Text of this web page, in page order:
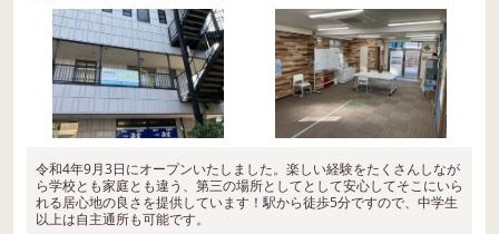
令和4年9月3日にオープンいたしました。楽しい経験をたくさんしなが
ら学校とも家庭とも違う、第三の場所としてとして安心してそこにいら
れる居心地の良さを提供しています！駅から徒歩5分ですので、中学生
以上は自主通所も可能です。